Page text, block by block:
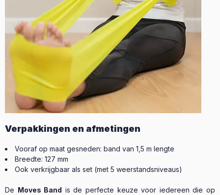
Verpakkingen en afmetingen
Vooraf op maat gesneden: band van 1,5 m lengte
Breedte: 127 mm
Ook verkrijgbaar als set (met 5 weerstandsniveaus)
De Moves Band is de perfecte keuze voor iedereen die op